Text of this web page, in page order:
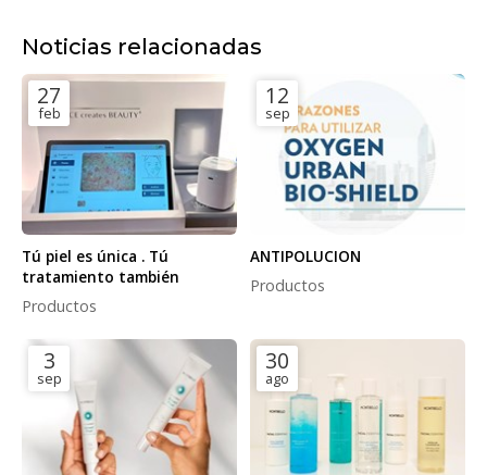
Noticias relacionadas
27
feb
Tú piel es única . Tú
tratamiento también
Productos
12
sep
ANTIPOLUCION
Productos
3
sep
30
ago